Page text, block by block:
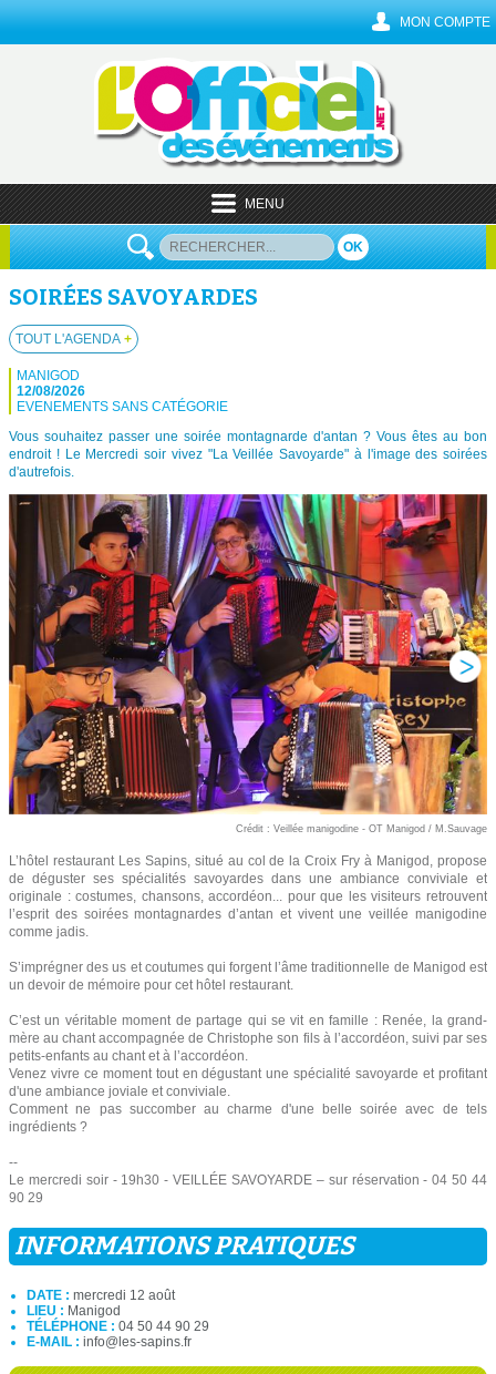
MON COMPTE
MENU
OK
SOIRÉES SAVOYARDES
TOUT L'AGENDA +
MANIGOD
12/08/2026
EVENEMENTS SANS CATÉGORIE
Vous souhaitez passer une soirée montagnarde d'antan ? Vous êtes au bon
endroit ! Le Mercredi soir vivez "La Veillée Savoyarde" à l'image des soirées
d'autrefois.
Crédit : Veillée manigodine - OT Manigod / M.Sauvage
L’hôtel restaurant Les Sapins, situé au col de la Croix Fry à Manigod, propose
de déguster ses spécialités savoyardes dans une ambiance conviviale et
originale : costumes, chansons, accordéon... pour que les visiteurs retrouvent
l’esprit des soirées montagnardes d’antan et vivent une veillée manigodine
comme jadis.
S’imprégner des us et coutumes qui forgent l’âme traditionnelle de Manigod est
un devoir de mémoire pour cet hôtel restaurant.
C’est un véritable moment de partage qui se vit en famille : Renée, la grand-
mère au chant accompagnée de Christophe son fils à l’accordéon, suivi par ses
petits-enfants au chant et à l’accordéon.
Venez vivre ce moment tout en dégustant une spécialité savoyarde et profitant
d'une ambiance joviale et conviviale.
Comment ne pas succomber au charme d'une belle soirée avec de tels
ingrédients ?
--
Le mercredi soir - 19h30 - VEILLÉE SAVOYARDE – sur réservation - 04 50 44
90 29
INFORMATIONS PRATIQUES
DATE : mercredi 12 août
LIEU : Manigod
TÉLÉPHONE : 04 50 44 90 29
E-MAIL : info@les-sapins.fr